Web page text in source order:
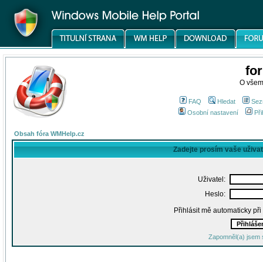
O
FAQ Hledat
Osobní nastavení
Obsah fóra WMHelp.cz
Zadejte prosím vaše
Uživatel:
Heslo:
Přihlásit mě automaticky
Zapomněl(a) jsem